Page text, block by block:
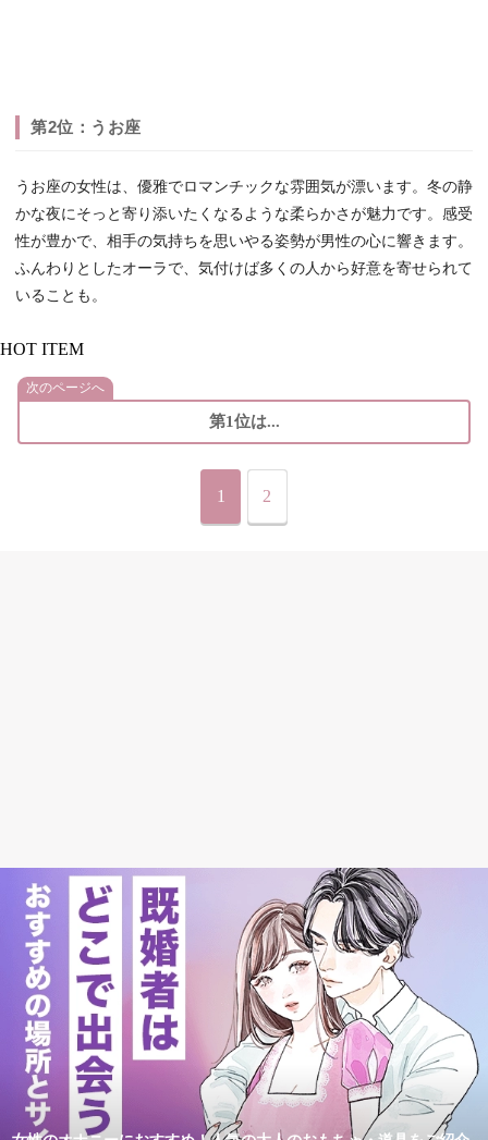
第2位：うお座
うお座の女性は、優雅でロマンチックな雰囲気が漂います。冬の静
かな夜にそっと寄り添いたくなるような柔らかさが魅力です。感受
性が豊かで、相手の気持ちを思いやる姿勢が男性の心に響きます。
ふんわりとしたオーラで、気付けば多くの人から好意を寄せられて
いることも。
HOT ITEM
次のページへ
第1位は...
1 2